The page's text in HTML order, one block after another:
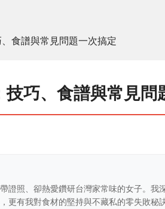
食譜與常見問題一次搞定
巧、食譜與常見問
證照、卻熱愛鑽研台灣家常味的女子。我
更有我對食材的堅持與不藏私的零失敗秘